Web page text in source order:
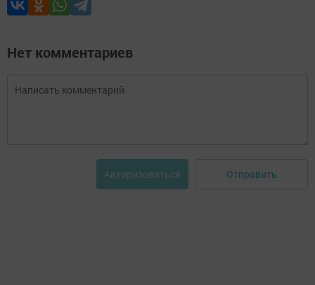
Нет комментариев
Авторизоваться Отправить